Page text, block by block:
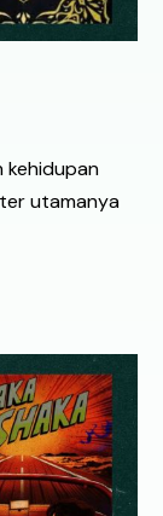
kehidupan
utamanya